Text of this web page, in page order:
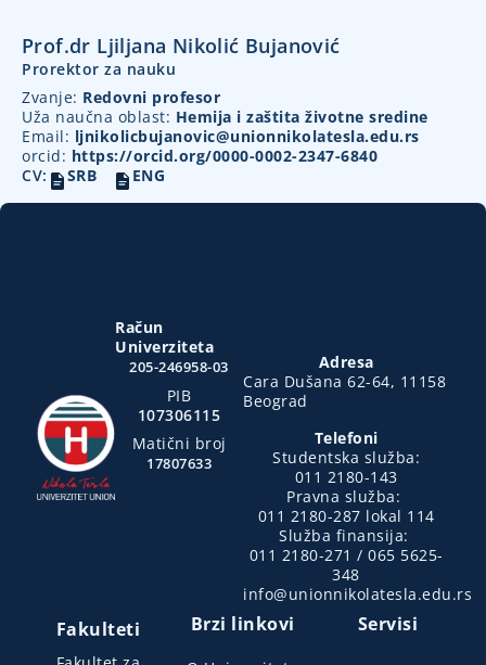
Prof.dr Ljiljana Nikolić Bujanović
Prorektor za nauku
Zvanje: Redovni profesor
Uža naučna oblast: Hemija i zaštita životne sredine
Email: ljnikolicbujanovic@unionnikolatesla.edu.rs
orcid: https://orcid.org/0000-0002-2347-6840
CV:
SRB ENG
Račun
Univerziteta
205-246958-03
PIB
107306115
Matični broj
17807633
Adresa
Cara Dušana 62-64, 11158
Beograd
Telefoni
Studentska služba:
011 2180-143
Pravna služba:
011 2180-287 lokal 114
Služba finansija:
011 2180-271 / 065 5625-
348
info@unionnikolatesla.edu.rs
Fakulteti Brzi linkovi Servisi